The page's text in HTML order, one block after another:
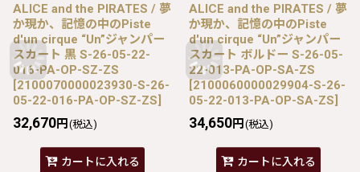
ALICE and the PIRATES / 夢
か現か、記憶の中のPiste
d'un cirque “Un”ジャンパー
スカート 黒 S-26-05-22-
016-PA-OP-SZ-ZS
[2100070000023930-S-26-
05-22-016-PA-OP-SZ-ZS]
32,670円 (税込)
カートに入れる
ALICE and the PIRATES / 夢
か現か、記憶の中のPiste
d'un cirque “Un”ジャンパー
スカート ボルドー S-26-05-
22-013-PA-OP-SA-ZS
[2100060000029904-S-26-
05-22-013-PA-OP-SA-ZS]
34,650円 (税込)
カートに入れる